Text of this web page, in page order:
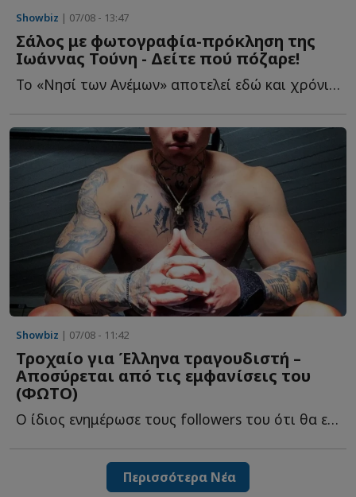
Showbiz | 07/08 - 13:47
Σάλος με φωτογραφία-πρόκληση της
Ιωάννας Τούνη - Δείτε πού πόζαρε!
Το «Νησί των Ανέμων» αποτελεί εδώ και χρόνια έναν από τ...
Showbiz | 07/08 - 11:42
Τροχαίο για Έλληνα τραγουδιστή –
Αποσύρεται από τις εμφανίσεις του
(ΦΩΤΟ)
Ο ίδιος ενημέρωσε τους followers του ότι θα επιστρέψει στις ε...
Περισσότερα Νέα